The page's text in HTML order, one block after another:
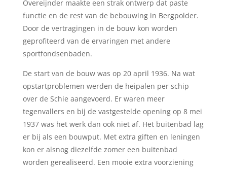
Overeijnder maakte een strak ontwerp dat paste
functie en de rest van de bebouwing in Bergpolder.
Door de vertragingen in de bouw kon worden
geprofiteerd van de ervaringen met andere
sportfondsenbaden.
De start van de bouw was op 20 april 1936. Na wat
opstartproblemen werden de heipalen per schip
over de Schie aangevoerd. Er waren meer
tegenvallers en bij de vastgestelde opening op 8 mei
1937 was het werk dan ook niet af. Het buitenbad lag
er bij als een bouwput. Met extra giften en leningen
kon er alsnog diezelfde zomer een buitenbad
worden gerealiseerd. Een mooie extra voorziening